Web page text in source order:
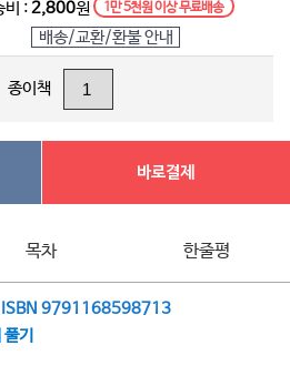
비 :2,800원 1만 5천원 이상 무료배송
배송/교환/환불 안내
종이책
바로결제
목차 한줄평
9791168598713
기